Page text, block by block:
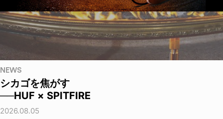
NEWS
シカゴを焦がす
──HUF × SPITFIRE
2026.08.05